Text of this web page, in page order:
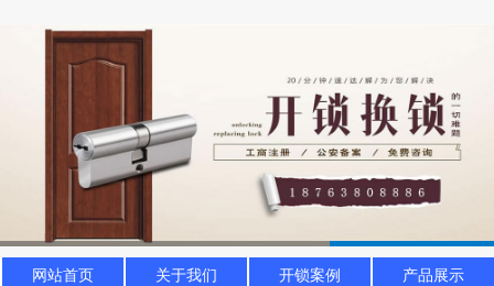
网站首页 关于我们 开锁案例 产品展示